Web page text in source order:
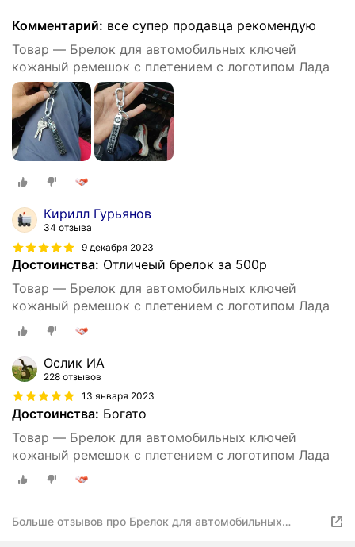
Комментарий: все супер продавца рекомендую
Товар — Брелок для автомобильных ключей
кожаный ремешок с плетением с логотипом Лада
Кирилл Гурьянов
34 отзыва
9 декабря 2023
Достоинства: Отличеый брелок за 500р
Товар — Брелок для автомобильных ключей
кожаный ремешок с плетением с логотипом Лада
Ослик ИА
228 отзывов
13 января 2023
Достоинства: Богато
Товар — Брелок для автомобильных ключей
кожаный ремешок с плетением с логотипом Лада
Больше отзывов про Брелок для автомобильных